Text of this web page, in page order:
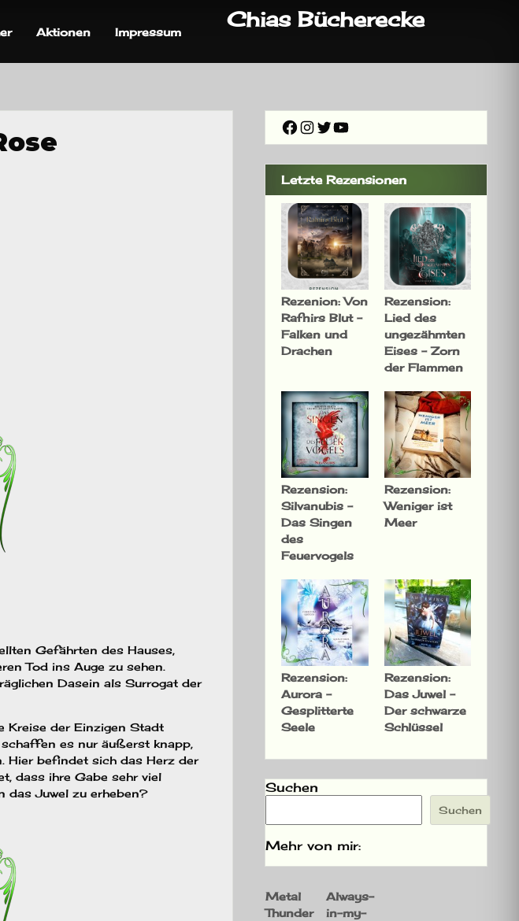
Chias Bücherecke
Aktionen Impressum
Gefährten des Hauses,
Tod ins Auge zu sehen.
Dasein als Surrogat der
Kreise der Einzigen Stadt
es nur äußerst knapp,
Hier befindet sich das Herz der
dass ihre Gabe sehr viel
das Juwel zu erheben?
Facebook
Instagram
Twitter
YouTube
Letzte Rezensionen
Rezenion: Von
Rafnirs Blut –
Falken und
Drachen
Rezension:
Lied des
ungezähmten
Eises – Zorn
der Flammen
Rezension:
Silvanubis –
Das Singen
des
Feuervogels
Rezension:
Weniger ist
Meer
Rezension:
Aurora –
Gesplitterte
Seele
Rezension:
Das Juwel –
Der schwarze
Schlüssel
Suchen
Suchen
Mehr von mir:
Metal
Thunder
Always-
in-my-